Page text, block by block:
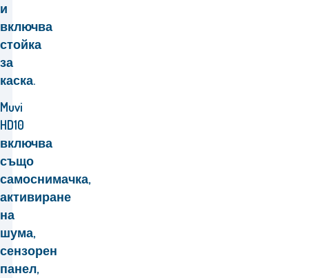
и
включва
стойка
за
каска.
Muvi
HD10
включва
също
самоснимачка,
активиране
на
шума,
сензорен
панел,